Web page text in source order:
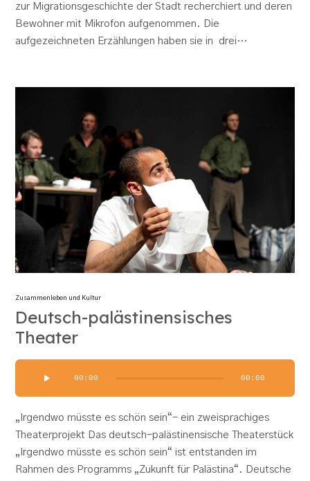
zur Migrationsgeschichte der Stadt recherchiert und deren
Bewohner mit Mikrofon aufgenommen. Die
aufgezeichneten Erzählungen haben sie in drei…
Zusammenleben und Kultur
Deutsch-palästinensisches
Theater
00:00 00:00
„Irgendwo müsste es schön sein“- ein zweisprachiges
Theaterprojekt Das deutsch-palästinensische Theaterstück
„Irgendwo müsste es schön sein“ ist entstanden im
Rahmen des Programms „Zukunft für Palästina“. Deutsche